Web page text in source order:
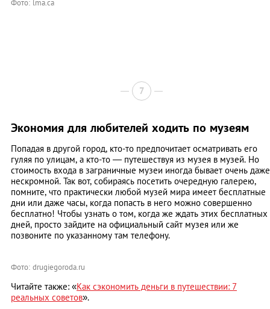
Фото: lma.ca
7
Экономия для любителей ходить по музеям
Попадая в другой город, кто-то предпочитает осматривать его
гуляя по улицам, а кто-то — путешествуя из музея в музей. Но
стоимость входа в заграничные музеи иногда бывает очень даже
нескромной. Так вот, собираясь посетить очередную галерею,
помните, что практически любой музей мира имеет бесплатные
дни или даже часы, когда попасть в него можно совершенно
бесплатно! Чтобы узнать о том, когда же ждать этих бесплатных
дней, просто зайдите на официальный сайт музея или же
позвоните по указанному там телефону.
Фото: drugiegoroda.ru
Читайте также: «Как сэкономить деньги в путешествии: 7
реальных советов».